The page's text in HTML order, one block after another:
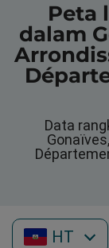
Peta
dalam
Data
HT